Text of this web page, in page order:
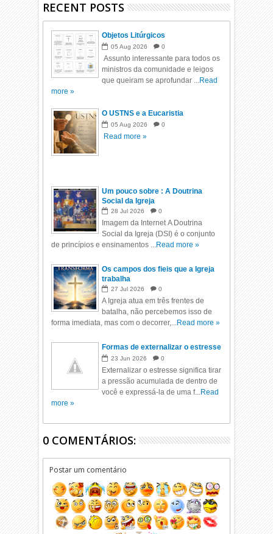
RECENT POSTS
Objetos Litúrgicos
05 Aug 2026 0
Assunto interessante para todos os
ministros da comunidade e leigos
que queiram se aprofundar ...Read
more »
O USTNS e a Eucaristia
05 Aug 2026 0
Read more »
Um pouco sobre : A Doutrina
Social da Igreja
28 Jul 2026 0
Imagem da Internet A Doutrina
Social da Igreja (DSI) é o conjunto
de princípios e ensinamentos ...Read more »
Os campos dos fieis que a Igreja
trabalha
27 Jul 2026 0
A Igreja atua em três frentes de
batalha, não percebemos isso de
forma imediata, mas com o decorrer,...Read more »
Formas de externalizar o estresse
23 Jun 2026 0
Externalizar o estresse significa tirar
a pressão acumulada de dentro de
você e expressá-la de uma f...Read
more »
0 COMENTÁRIOS:
Postar um comentário